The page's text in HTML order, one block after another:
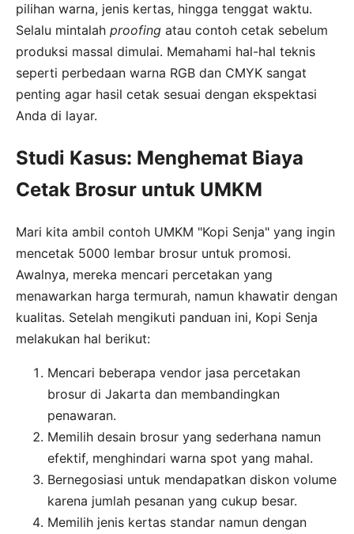
pilihan warna, jenis kertas, hingga tenggat waktu.
Selalu mintalah proofing atau contoh cetak sebelum
produksi massal dimulai. Memahami hal-hal teknis
seperti perbedaan warna RGB dan CMYK sangat
penting agar hasil cetak sesuai dengan ekspektasi
Anda di layar.
Studi Kasus: Menghemat Biaya
Cetak Brosur untuk UMKM
Mari kita ambil contoh UMKM "Kopi Senja" yang ingin
mencetak 5000 lembar brosur untuk promosi.
Awalnya, mereka mencari percetakan yang
menawarkan harga termurah, namun khawatir dengan
kualitas. Setelah mengikuti panduan ini, Kopi Senja
melakukan hal berikut:
Mencari beberapa vendor jasa percetakan
brosur di Jakarta dan membandingkan
penawaran.
Memilih desain brosur yang sederhana namun
efektif, menghindari warna spot yang mahal.
Bernegosiasi untuk mendapatkan diskon volume
karena jumlah pesanan yang cukup besar.
Memilih jenis kertas standar namun dengan